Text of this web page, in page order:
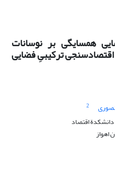
همسایگی بر نوسانات
ترکیبیِ فضایی
2
اقتصاد
اهواز